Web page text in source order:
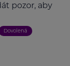
pozor, aby
Dovolená